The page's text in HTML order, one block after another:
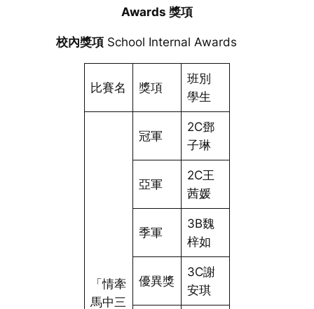
Awards 獎項
校內獎項School Internal Awards
比賽名 獎項
班別
學生
「情牽
馬中三
冠軍
2C鄧
子琳
亞軍
2C王
茜媛
季軍
3B魏
梓如
優異獎
3C謝
安琪